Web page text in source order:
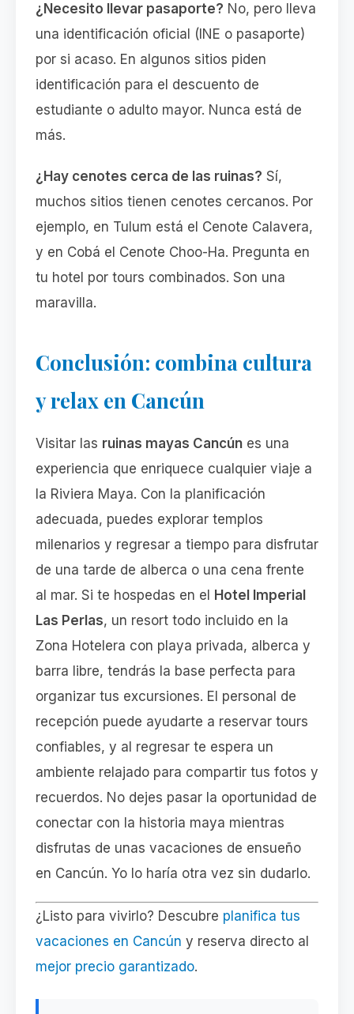
¿Necesito llevar pasaporte? No, pero lleva
una identificación oficial (INE o pasaporte)
por si acaso. En algunos sitios piden
identificación para el descuento de
estudiante o adulto mayor. Nunca está de
más.
¿Hay cenotes cerca de las ruinas? Sí,
muchos sitios tienen cenotes cercanos. Por
ejemplo, en Tulum está el Cenote Calavera,
y en Cobá el Cenote Choo-Ha. Pregunta en
tu hotel por tours combinados. Son una
maravilla.
Conclusión: combina cultura
y relax en Cancún
Visitar las ruinas mayas Cancún es una
experiencia que enriquece cualquier viaje a
la Riviera Maya. Con la planificación
adecuada, puedes explorar templos
milenarios y regresar a tiempo para disfrutar
de una tarde de alberca o una cena frente
al mar. Si te hospedas en el
Hotel Imperial
Las Perlas, un resort todo incluido en la
Zona Hotelera con playa privada, alberca y
barra libre, tendrás la base perfecta para
organizar tus excursiones. El personal de
recepción puede ayudarte a reservar tours
confiables, y al regresar te espera un
ambiente relajado para compartir tus fotos y
recuerdos. No dejes pasar la oportunidad de
conectar con la historia maya mientras
disfrutas de unas vacaciones de ensueño
en Cancún. Yo lo haría otra vez sin dudarlo.
¿Listo para vivirlo? Descubre planifica tus
vacaciones en Cancún y reserva directo al
mejor precio garantizado.